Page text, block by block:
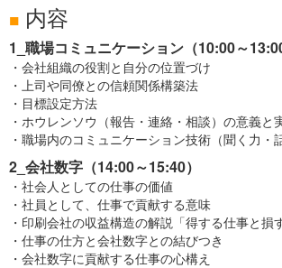
■ 内容
1_職場コミュニケーション（10:00～
・会社組織の役割と自分の位置づけ
・上司や同僚との信頼関係構築法
・目標設定方法
・ホウレンソウ（報告・連絡・相談）の意義と
・職場内のコミュニケーション技術（聞く力・
2_会社数字（14:00～15:40）
・社会人としての仕事の価値
・社員として、仕事で貢献する意味
・印刷会社の収益構造の解説「得する仕事と損
・仕事の仕方と会社数字との結びつき
・会社数字に貢献する仕事の心構え